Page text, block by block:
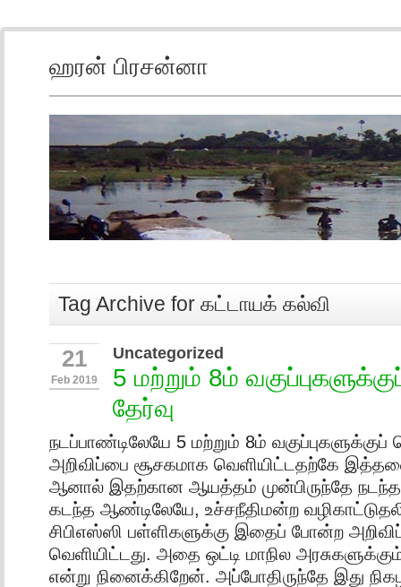
ஹரன் பிரசன்னா
Tag Archive for கட்டாயக் கல்வி
21
Feb 2019
Uncategorized
5 மற்றும் 8ம்
தேர்வு
நடப்பாண்டிலேயே 5 மற்றும் 8ம்
அறிவிப்பை சூசகமாக வெளியிட்டதற்கே
ஆனால் இதற்கான ஆயத்தம் முன்பிருந்தே
கடந்த ஆண்டிலேயே, உச்சநீதிமன்ற
சிபிஎஸ்ஸி பள்ளிகளுக்கு இதைப் போன்ற
வெளியிட்டது. அதை ஒட்டி மாநில
என்று நினைக்கிறேன். அப்போதிருந்தே இது